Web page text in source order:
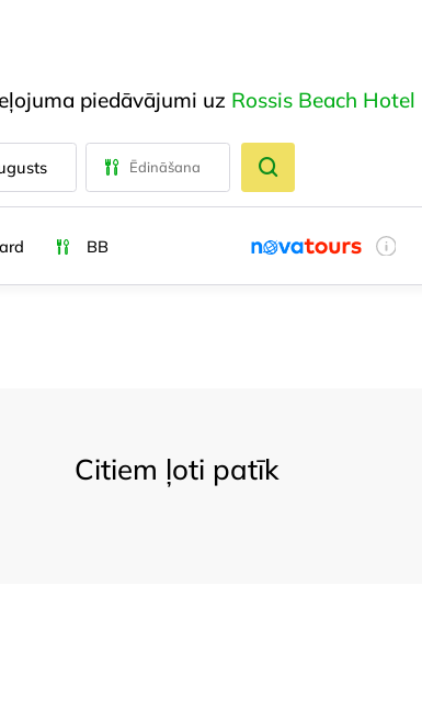
piedāvājumi uz Rossis Beach Hotel
Ēdināšana
BB
Citiem ļoti patīk